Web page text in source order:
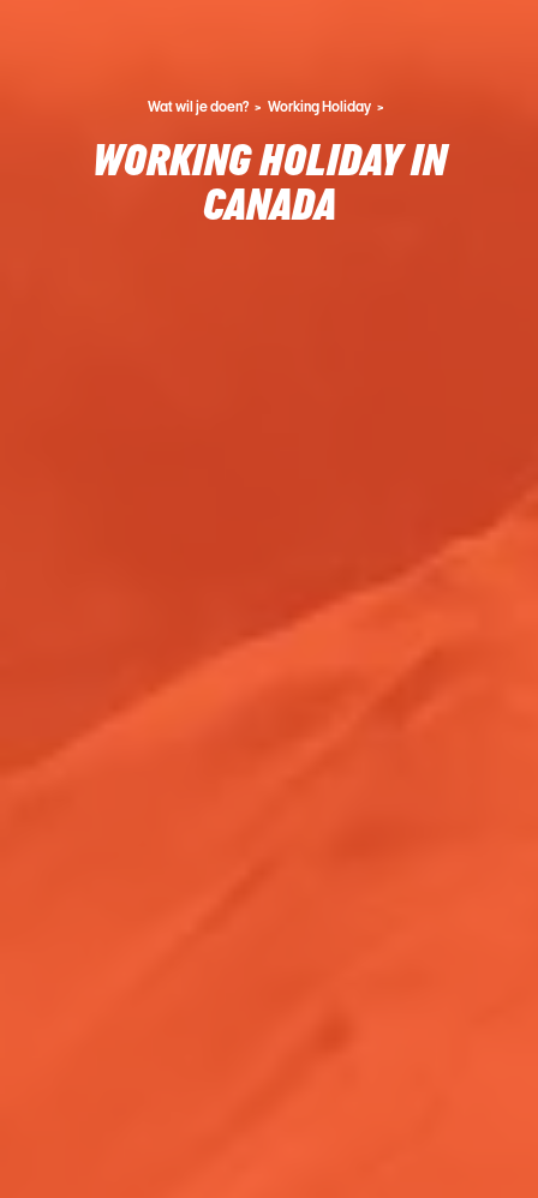
Wat wil je doen? Working Holiday
WORKING HOLIDAY IN
CANADA